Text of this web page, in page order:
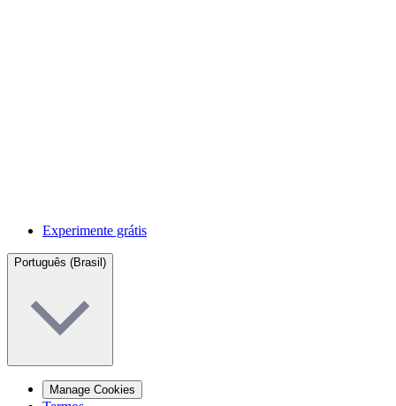
Experimente grátis
Português (Brasil)
Manage Cookies